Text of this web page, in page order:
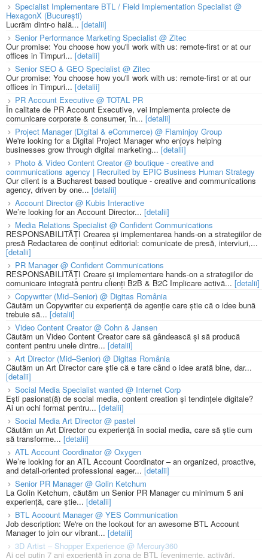
Specialist Implementare BTL / Field Implementation Specialist @
HexagonX (București)
Lucrăm dintr-o hală... [detalii]
Senior Performance Marketing Specialist @ Zitec
Our promise: You choose how you'll work with us: remote-first or at our
offices in Timpuri... [detalii]
Senior SEO & GEO Specialist @ Zitec
Our promise: You choose how you'll work with us: remote-first or at our
offices in Timpuri... [detalii]
PR Account Executive @ TOTAL PR
În calitate de PR Account Executive, vei implementa proiecte de
comunicare corporate & consumer, în... [detalii]
Project Manager (Digital & eCommerce) @ Flaminjoy Group
We're looking for a Digital Project Manager who enjoys helping
businesses grow through digital marketing... [detalii]
Photo & Video Content Creator @ boutique - creative and
communications agency | Recruited by EPIC Business Human Strategy
Our client is a Bucharest based boutique - creative and communications
agency, driven by one... [detalii]
Account Director @ Kubis Interactive
We’re looking for an Account Director... [detalii]
Media Relations Specialist @ Confident Communications
RESPONSABILITĂȚI Crearea și implementarea hands-on a strategiilor de
presă Redactarea de conținut editorial: comunicate de presă, interviuri,...
[detalii]
PR Manager @ Confident Communications
RESPONSABILITĂȚI Creare și implementare hands-on a strategiilor de
comunicare integrată pentru clienți B2B & B2C Implicare activă... [detalii]
Copywriter (Mid–Senior) @ Digitas România
Căutăm un Copywriter cu experiență de agenție care știe că o idee bună
trebuie să... [detalii]
Video Content Creator @ Cohn & Jansen
Căutăm un Video Content Creator care să gândească și să producă
content pentru unele dintre... [detalii]
Art Director (Mid–Senior) @ Digitas România
Căutăm un Art Director care știe că e tare când o idee arată bine, dar...
[detalii]
Social Media Specialist wanted @ Internet Corp
Ești pasionat(ă) de social media, content creation și tendințele digitale?
Ai un ochi format pentru... [detalii]
Social Media Art Director @ pastel
Căutăm un Art Director cu experiență în social media, care să știe cum
să transforme... [detalii]
ATL Account Coordinator @ Oxygen
We’re looking for an ATL Account Coordinator – an organized, proactive,
and detail-oriented professional eager... [detalii]
Senior PR Manager @ Golin Ketchum
La Golin Ketchum, căutăm un Senior PR Manager cu minimum 5 ani
experiență, care știe... [detalii]
BTL Account Manager @ YES Communication
Job description: We're on the lookout for an awesome BTL Account
Manager to join our vibrant... [detalii]
3D Artist – Shopper Experience @ Mercury360
Ai cel puțin 7 ani experiență în zona de BTL (evenimente, activări,